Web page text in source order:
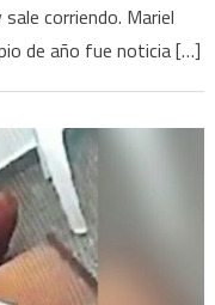
corriendo. Mariel
de año fue noticia […]